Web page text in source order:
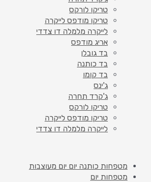
טריקו לורקס
טריקו מודפס לייקרה
לייקרה מלמלה דו צדדי
אריג מודפס
בד גובלן
בד כותנה
בד קומו
ג'ינס
ג'קרד תחרה
טריקו לורקס
טריקו מודפס לייקרה
לייקרה מלמלה דו צדדי
מטפחות כותנה יום יום מעוצבות
מטפחות יום